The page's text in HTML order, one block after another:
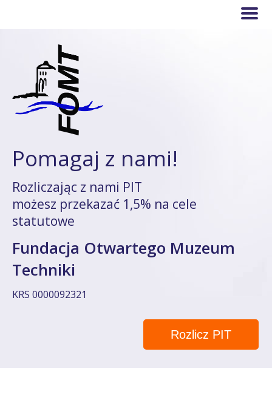
Pomagaj z nami!
Rozliczając z nami PIT
możesz przekazać 1,5% na cele
statutowe
Fundacja Otwartego Muzeum
Techniki
KRS 0000092321
Rozlicz PIT